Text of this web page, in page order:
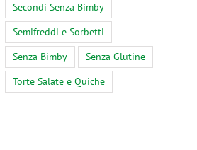
Secondi Senza Bimby
Semifreddi e Sorbetti
Senza Bimby
Senza Glutine
Torte Salate e Quiche